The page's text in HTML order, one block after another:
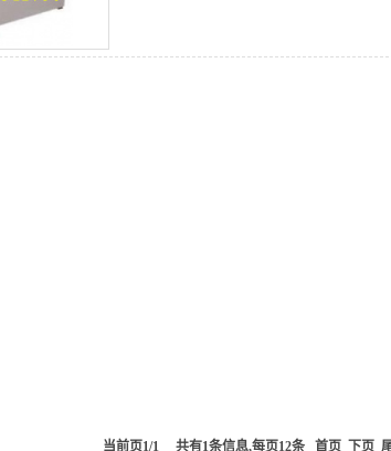
当前页1/1 共有1条信息,每页12条 首页 下页